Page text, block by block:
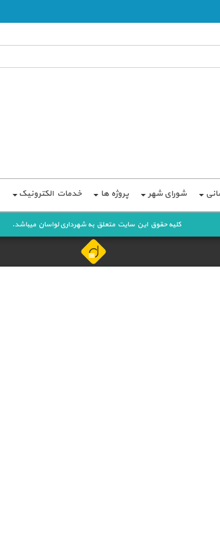
شورای شهر پروژه ها خدمات الکترونیک
کلیه حقوق این سایت متعلق به شهرداری لواسان میباشد.